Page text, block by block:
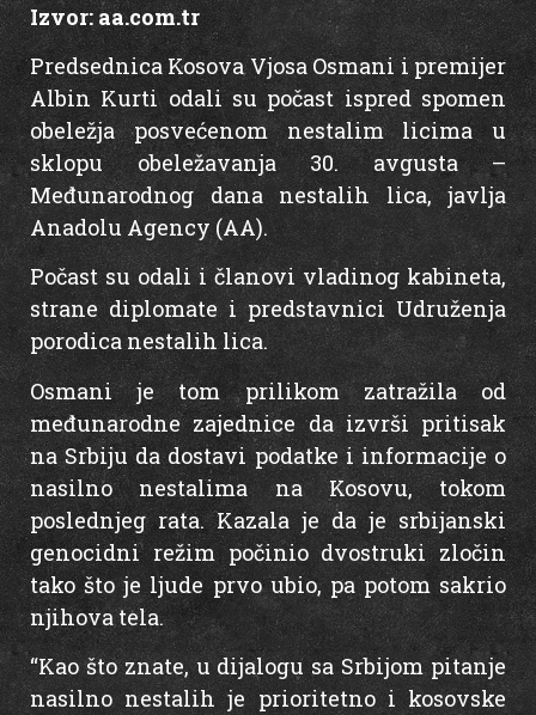
Izvor:aa.com.tr
Predsednica Kosova Vjosa Osmani i premijer
Albin Kurti odali su počast ispred spomen
obeležja posvećenom nestalim licima u
sklopu obeležavanja 30. avgusta –
Međunarodnog dana nestalih lica, javlja
Anadolu Agency (AA).
Počast su odali i članovi vladinog kabineta,
strane diplomate i predstavnici Udruženja
porodica nestalih lica.
Osmani je tom prilikom zatražila od
međunarodne zajednice da izvrši pritisak
na Srbiju da dostavi podatke i informacije o
nasilno nestalima na Kosovu, tokom
poslednjeg rata. Kazala je da je srbijanski
genocidni režim počinio dvostruki zločin
tako što je ljude prvo ubio, pa potom sakrio
njihova tela.
“Kao što znate, u dijalogu sa Srbijom pitanje
nasilno nestalih je prioritetno i kosovske